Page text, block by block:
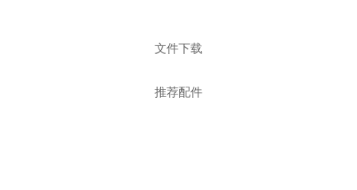
文件下载
推荐配件